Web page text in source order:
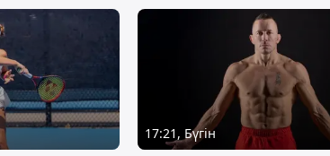
17:21, Бүгін